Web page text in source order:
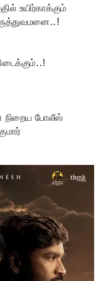
உயிர்காக்கும்
நிறைய போலீஸ்